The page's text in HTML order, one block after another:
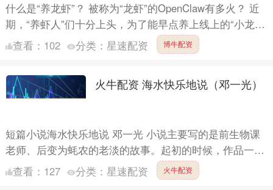
什么是“养龙虾”？ 被称为“龙虾”的OpenClaw有多火？ 近
期，“养虾人”们十分上头，为了能早点养上线上的“小龙
虾”，在腾讯大厦门口排起了长长的队伍，没有时....
查看： 102 分类： 星速配资 博牛配资
火牛配资 海水快乐地说（邓一光）
短篇小说海水快乐地说 邓一光 小说主要写的是前生物课
老师、后变为蚝农的老淡的故事。起初的时候，作品一派
宁静，仿佛来自古代的田园小诗，悠闲的日子和绵延的时
光铺满了....
查看： 127 分类： 星速配资 火牛配资